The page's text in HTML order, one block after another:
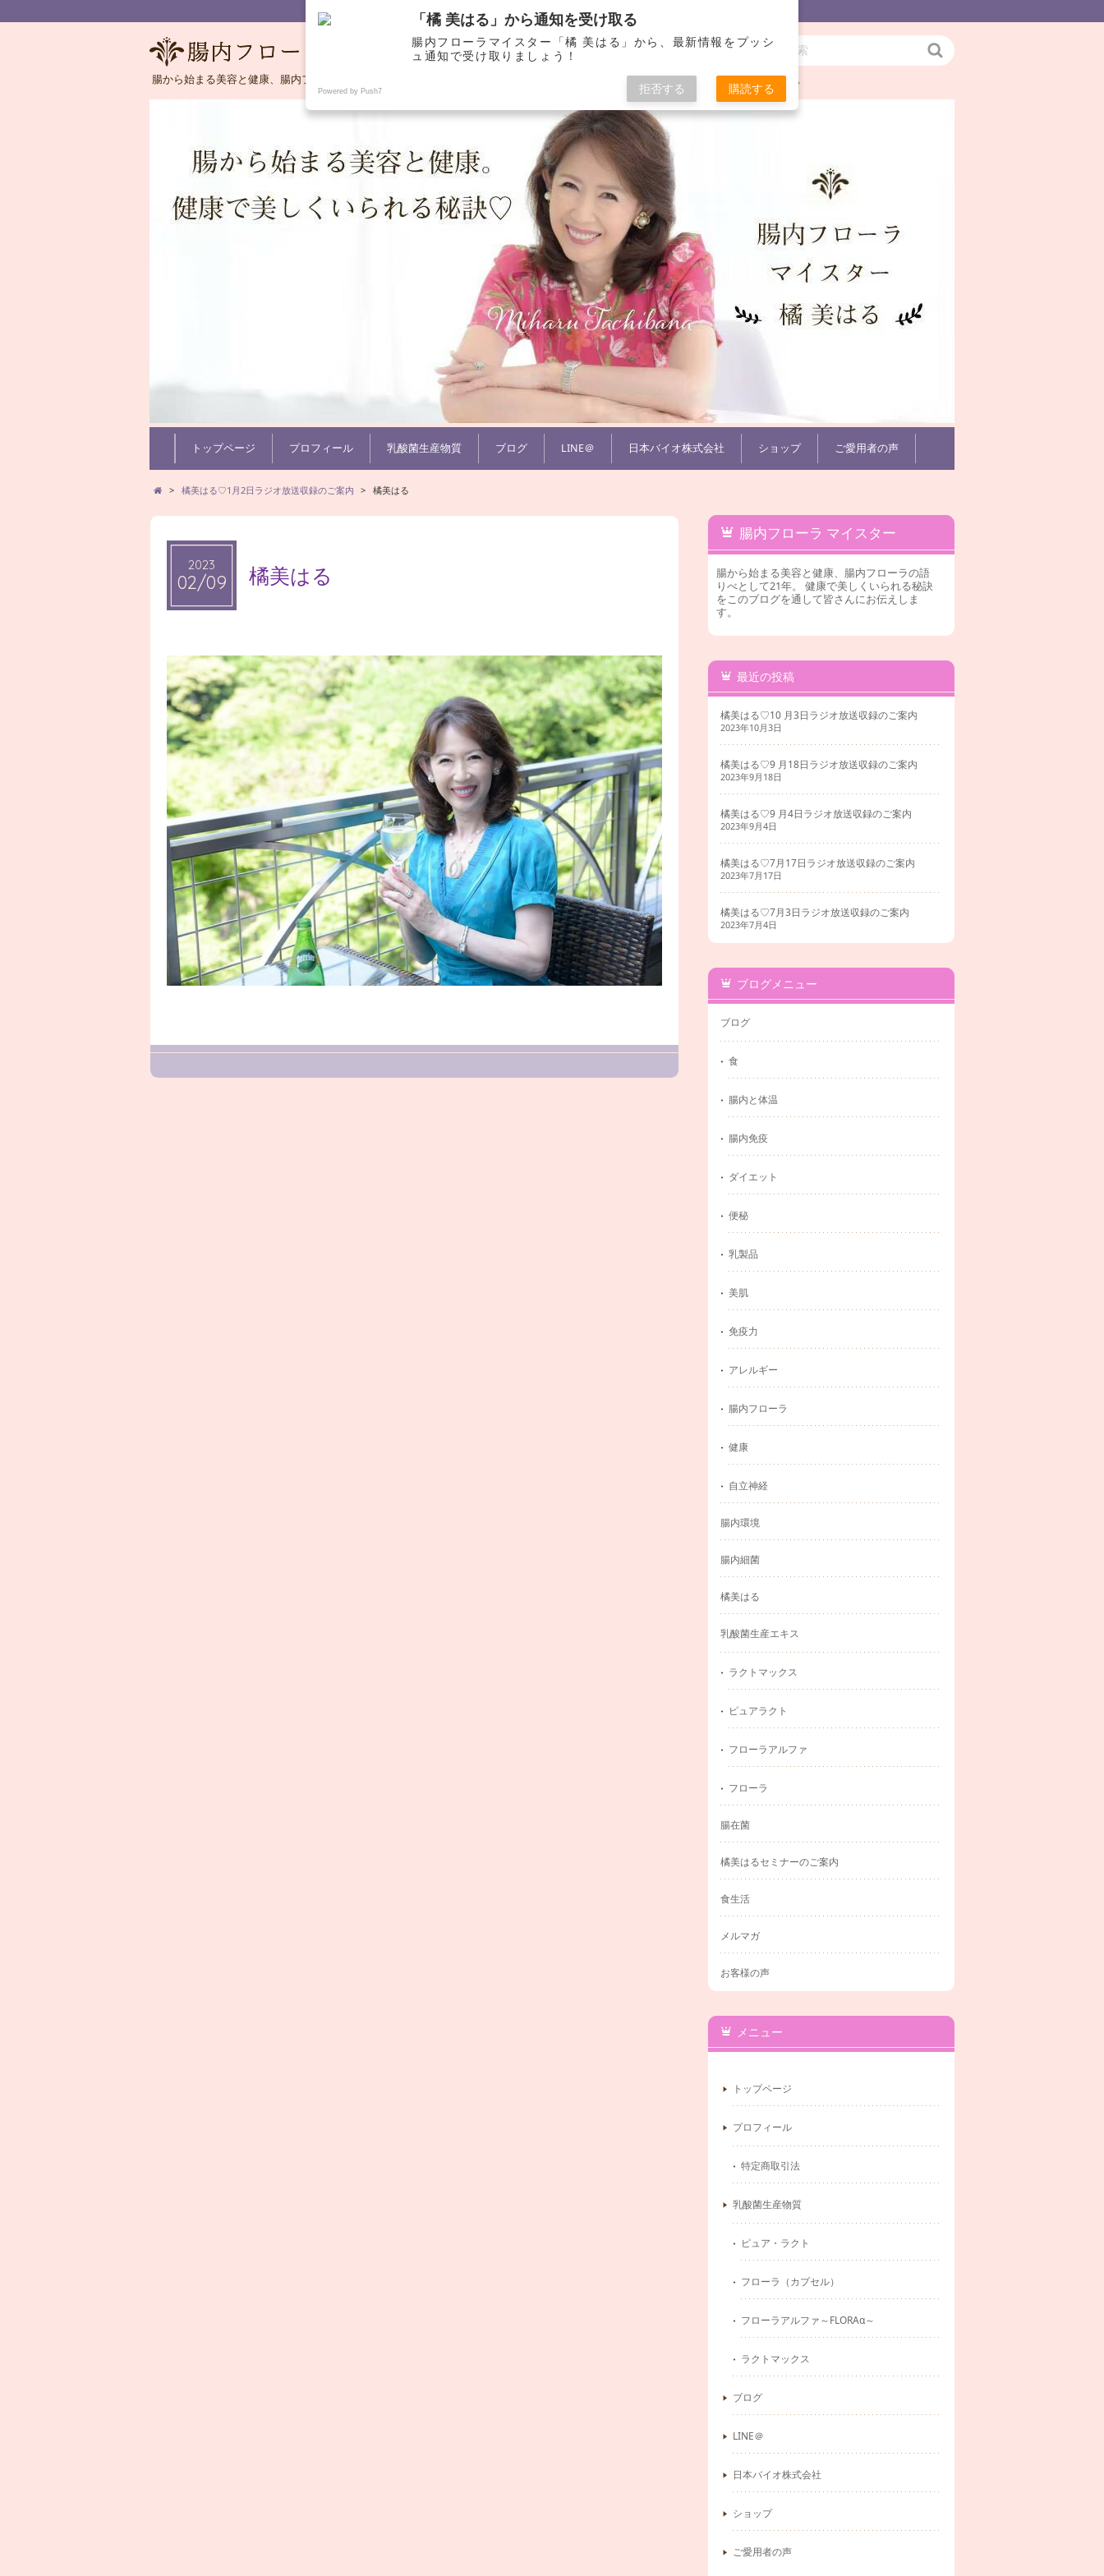
腸から始まる美容と健康、腸内フローラの語りべとして21年。 健康で美しくいられる秘訣をこのブログを通して皆さんにお伝えします。
索
トップページ プロフィール 乳酸菌生産物質 ブログ LINE＠ 日本バイオ株式会社 ショップ ご愛用者の声
> 橘美はる♡1月2日ラジオ放送収録のご案内 > 橘美はる
2023
02/09 橘美はる
腸内フローラ マイスター
腸から始まる美容と健康、腸内フローラの語
りべとして21年。 健康で美しくいられる秘訣
をこのブログを通して皆さんにお伝えしま
す。
最近の投稿
橘美はる♡10 月3日ラジオ放送収録のご案内
2023年10月3日
橘美はる♡9 月18日ラジオ放送収録のご案内
2023年9月18日
橘美はる♡9 月4日ラジオ放送収録のご案内
2023年9月4日
橘美はる♡7月17日ラジオ放送収録のご案内
2023年7月17日
橘美はる♡7月3日ラジオ放送収録のご案内
2023年7月4日
ブログメニュー
ブログ
食
腸内と体温
腸内免疫
ダイエット
便秘
乳製品
美肌
免疫力
アレルギー
腸内フローラ
健康
自立神経
腸内環境
腸内細菌
橘美はる
乳酸菌生産エキス
ラクトマックス
ピュアラクト
フローラアルファ
フローラ
腸在菌
橘美はるセミナーのご案内
食生活
メルマガ
お客様の声
メニュー
トップページ
プロフィール
特定商取引法
乳酸菌生産物質
ピュア・ラクト
フローラ（カプセル）
フローラアルファ～FLORAα～
ラクトマックス
ブログ
LINE＠
日本バイオ株式会社
ショップ
ご愛用者の声
「橘 美はる」から通知を受け取る
腸内フローラマイスター「橘 美はる」から、最新情報をプッシ
ュ通知で受け取りましょう！
Powered by Push7 拒否する 購読する